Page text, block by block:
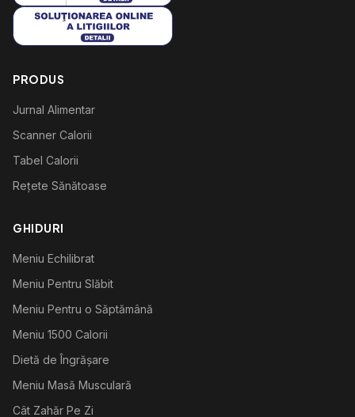
PRODUS
Jurnal Alimentar
Scanner Calorii
Tabel Calorii
Rețete Sănătoase
GHIDURI
Meniu Echilibrat
Meniu Pentru Slăbit
Meniu Pentru o Săptămână
Meniu 1500 Calorii
Dietă de Îngrășare
Meniu Masă Musculară
Cât Zahăr Pe Zi